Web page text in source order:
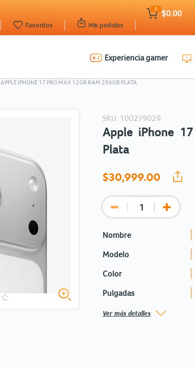
Mis pedidos
Favoritos
0
$0.00
Experiencia gamer
APPLE IPHONE 17 PRO MAX 12GB RAM 256GB PLATA
SKU: 100279029
Apple iPhone
Plata
$30,999.00
Nombre
Modelo
Color
Pulgadas
Ver más detalles
Ingresar Codigo Postal